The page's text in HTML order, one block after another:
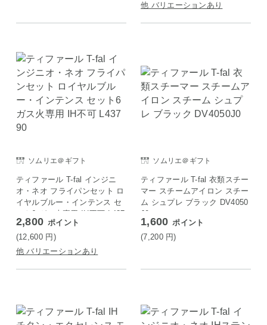
他 バリエーションあり
ソムリエ＠ギフト
ティファール T-fal インジニ
オ・ネオ フライパンセット ロ
イヤルブルー・インテンス セ
ット6 ガス火専用 IH不可 L437
90
2,800 ポイント
(12,600 円)
他 バリエーションあり
ソムリエ＠ギフト
ティファール T-fal 衣類スチー
マー スチームアイロン スチー
ム シュプレ ブラック DV4050
J0
1,600 ポイント
(7,200 円)